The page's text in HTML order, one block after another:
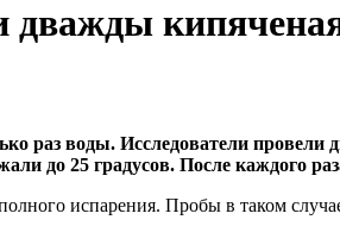
дважды
раз воды. Исследователи
до 25 градусов. После каждого
испарения. Пробы в таком